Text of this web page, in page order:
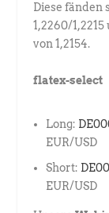
Diese fänden
1,2260/
von 1,2154.
flatex-select
Long:
EUR/USD
Short:
EUR/USD